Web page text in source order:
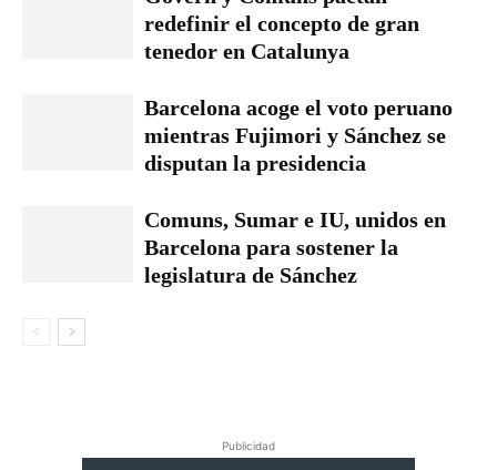
redefinir el concepto de gran
tenedor en Catalunya
Barcelona acoge el voto peruano
mientras Fujimori y Sánchez se
disputan la presidencia
Comuns, Sumar e IU, unidos en
Barcelona para sostener la
legislatura de Sánchez
Publicidad